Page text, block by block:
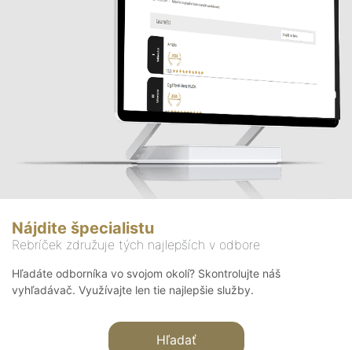
Nájdite špecialistu
Rebríček združuje tých najlepších v odbore
Hľadáte odborníka vo svojom okolí? Skontrolujte náš
vyhľadávač. Využívajte len tie najlepšie služby.
Hľadať